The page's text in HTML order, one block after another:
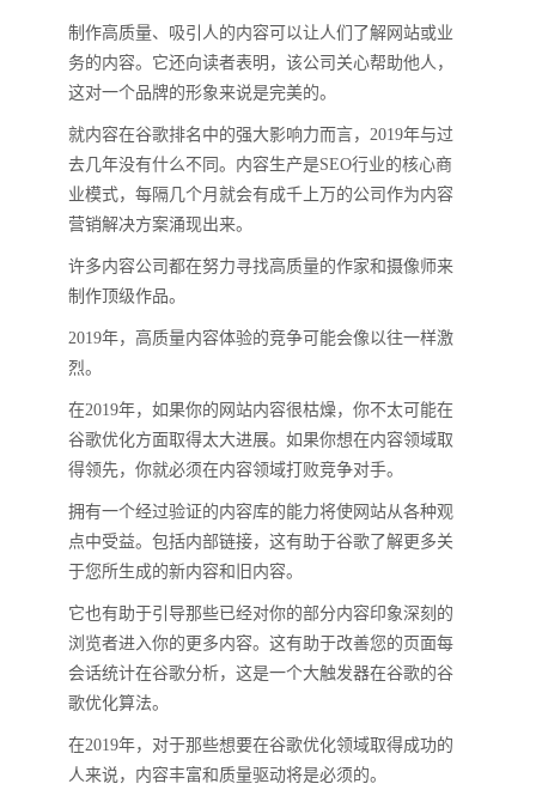
制作高质量、吸引人的内容可以让人们了解网站或业
务的内容。它还向读者表明，该公司关心帮助他人，
这对一个品牌的形象来说是完美的。
就内容在谷歌排名中的强大影响力而言，2019年与过
去几年没有什么不同。内容生产是SEO行业的核心商
业模式，每隔几个月就会有成千上万的公司作为内容
营销解决方案涌现出来。
许多内容公司都在努力寻找高质量的作家和摄像师来
制作顶级作品。
2019年，高质量内容体验的竞争可能会像以往一样激
烈。
在2019年，如果你的网站内容很枯燥，你不太可能在
谷歌优化方面取得太大进展。如果你想在内容领域取
得领先，你就必须在内容领域打败竞争对手。
拥有一个经过验证的内容库的能力将使网站从各种观
点中受益。包括内部链接，这有助于谷歌了解更多关
于您所生成的新内容和旧内容。
它也有助于引导那些已经对你的部分内容印象深刻的
浏览者进入你的更多内容。这有助于改善您的页面每
会话统计在谷歌分析，这是一个大触发器在谷歌的谷
歌优化算法。
在2019年，对于那些想要在谷歌优化领域取得成功的
人来说，内容丰富和质量驱动将是必须的。